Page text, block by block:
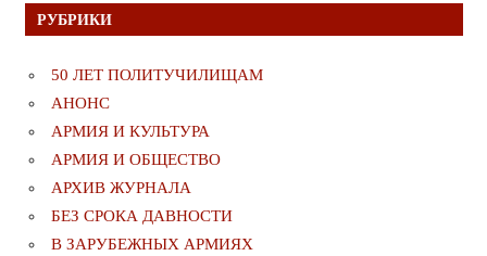
РУБРИКИ
50 ЛЕТ ПОЛИТУЧИЛИЩАМ
АНОНС
АРМИЯ И КУЛЬТУРА
АРМИЯ И ОБЩЕСТВО
АРХИВ ЖУРНАЛА
БЕЗ СРОКА ДАВНОСТИ
В ЗАРУБЕЖНЫХ АРМИЯХ